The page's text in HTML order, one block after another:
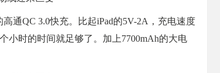
通QC 3.0快充。比起iPad的5V-2A，充电速度
小时的时间就足够了。加上7700mAh的大电